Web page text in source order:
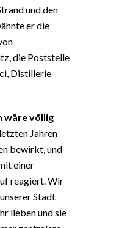
und den
er die
die Poststelle
Distillerie
wäre völlig
Jahren
bewirkt, und
einer
reagiert. Wir
Stadt
lieben und sie